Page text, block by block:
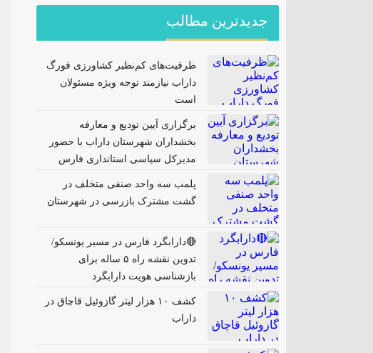
جدیدترین مطالب
ظرفیت‌های کم‌نظیر کشاورزی فورگ
داراب نیازمند توجه ویژه مسئولان
است
برگزاری آیین تودیع و معارفه
بخشداران شهرستان داراب با حضور
مدیرکل سیاسی استانداری فارس
پلمب سه واحد صنفی متخلف در
گشت مشترک بازرسی در شهرستان
🔴دارابگرد فارس در مسیر یونسکو/
تدوین نقشه راه ۵ ساله برای
بازشناسی هویت دارابگرد
کشف ۱۰ هزار لیتر گازوئیل قاچاق در
داراب